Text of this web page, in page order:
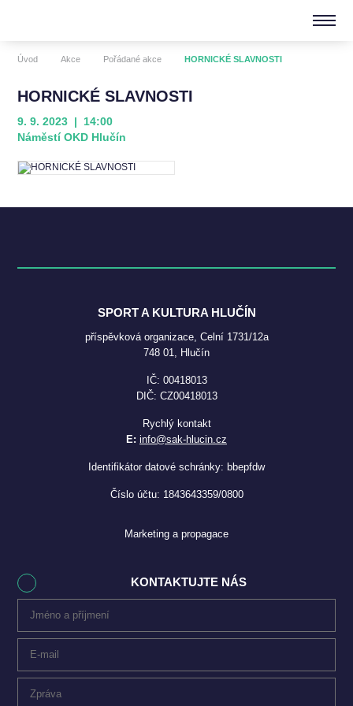
Úvod Akce Pořádané akce HORNICKÉ SLAVNOSTI
HORNICKÉ SLAVNOSTI
9. 9. 2023 | 14:00
Náměstí OKD Hlučín
SPORT A KULTURA HLUČÍN
příspěvková organizace, Celní 1731/12a
748 01, Hlučín
IČ: 00418013
DIČ: CZ00418013
Rychlý kontakt
E: info@sak-hlucin.cz
Identifikátor datové schránky: bbepfdw
Číslo účtu: 1843643359/0800
Marketing a propagace
KONTAKTUJTE NÁS